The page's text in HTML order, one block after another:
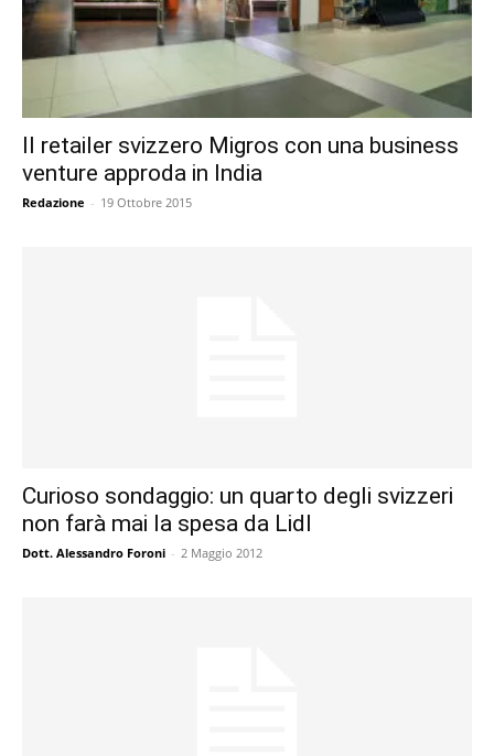
Il retailer svizzero Migros con una business
venture approda in India
Redazione - 19 Ottobre 2015
Curioso sondaggio: un quarto degli svizzeri
non farà mai la spesa da Lidl
Dott. Alessandro Foroni - 2 Maggio 2012